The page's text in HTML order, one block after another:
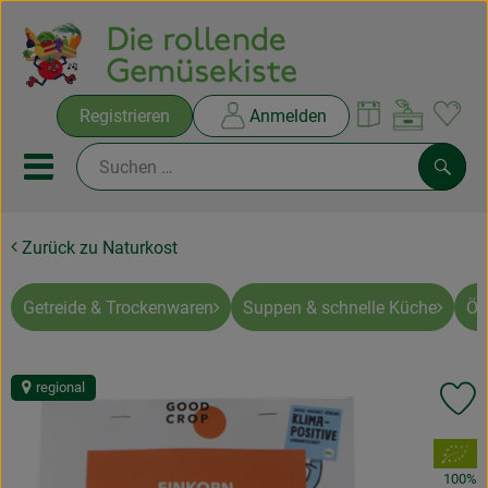
Registrieren Anmelden
Mobiles Menu öffnen oder
Ökokisten
Rezepte
NEUES & ANGEBOTE
Ökokisten
Zurück zu Naturkost
Getreide & Trockenwaren Suppen & schnelle Küche
regional
, Verband:
100%